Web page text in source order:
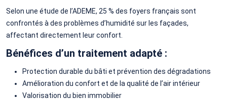
Selon une étude de l’ADEME, 25 % des foyers français sont
confrontés à des problèmes d’humidité sur les façades,
affectant directement leur confort.
Bénéfices d’un traitement adapté :
Protection durable du bâti et prévention des dégradations
Amélioration du confort et de la qualité de l’air intérieur
Valorisation du bien immobilier